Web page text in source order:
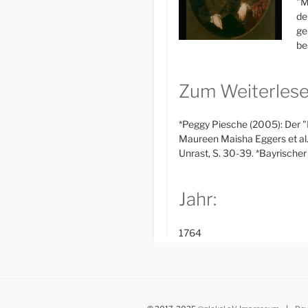
Zum
*Peggy Piesche (2005): Der
Maureen Maisha Eggers et
Unrast, S. 30-39.
Jahr:
1764